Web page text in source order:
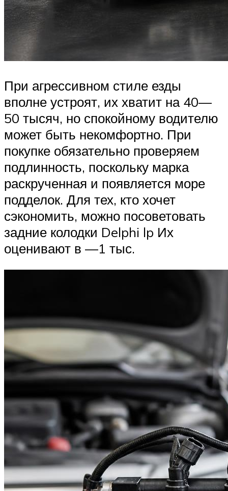
При агрессивном стиле езды
вполне устроят, их хватит на 40—
50 тысяч, но спокойному водителю
может быть некомфортно. При
покупке обязательно проверяем
подлинность, поскольку марка
раскрученная и появляется море
подделок. Для тех, кто хочет
сэкономить, можно посоветовать
задние колодки Delphi lp Их
оценивают в —1 тыс.